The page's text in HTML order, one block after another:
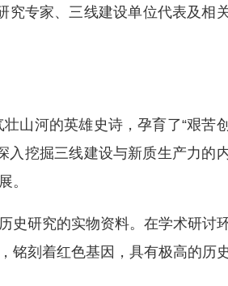
专家、三线建设单位代表及相
山河的英雄史诗，孕育了“艰苦
挖掘三线建设与新质生产力的
。
研究的实物资料。在学术研讨
刻着红色基因，具有极高的历史